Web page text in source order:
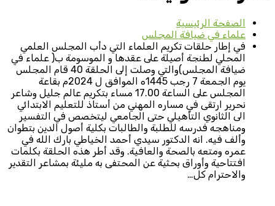
الصفحة الرئيسية
علماء في ضيافة المجلس
في إطار حلقات تكريم العلماء التي دأب المجلس العلمي
المحلي لطنجة أصيلة على عقدها و الموسومة ب( علماء في
ضيافة المجلس)والتي وصلت إلى الحلقة 40 قام المجلس
يوم الجمعة 7 رجب 1445ه الموافق ل 2024م بقاعة
المجلس على الساعة 17.00 مساء بتكريم عالم جليل وشاعر
نحرير ارتقى في مساره المهني من أستاذ للتعليم الابتدائي
الى الثانوي التأهيلي حتى الجامعي ليتخصص في التفسير
ومناهجه فدرسه للطلبة والطالبات بكلية أصول الدين بتطوان
وألف فيه. انه الدكتور سيدي أحمد الخياطي بارك الله في
عمره ومتعه بالصحة والعافية. وقد أطر هذه الحلقة بكلمات
افتتاحية وأوراق بحثية عن المحتفى به مليئة بمشاعر التقدير
والاحترام كل…